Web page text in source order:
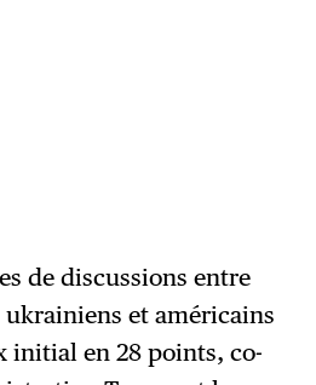
de discussions entre
et américains
initial en 28 points, co-